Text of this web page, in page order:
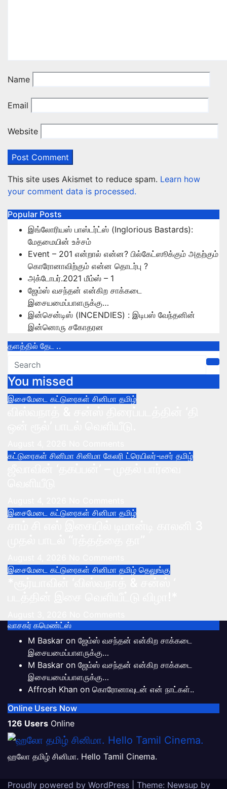
Name
Email
Website
This site uses Akismet to reduce spam. Learn how
your comment data is processed.
Popular Posts
இங்லோரியஸ் பாஸ்டர்ட்ஸ் (Inglorious Bastards):
மேதமையின் உச்சம்
Event – 201 என்றால் என்ன? பில்கேட்ஸூக்கும் அதற்கும்
கொரோனாவிற்கும் என்ன தொடர்பு ?
அக்டோபர்.2021 மீம்ஸ் – 1
ஜேம்ஸ் வசந்தன் என்கிற சாக்கடை
இசையமைப்பாளருக்கு…
இன்சென்டிஸ் (INCENDIES) : இடிபஸ் வேந்தனின்
இன்னொரு சகோதரன
தளத்தில் தேட ..
You missed
இசைமேடை கட்டுரைகள் சினிமா தமிழ்
கட்டுரைகள் சினிமா சினிமா கேலரி ட்ரெயிலர்-டீசர் தமிழ்
இசைமேடை கட்டுரைகள் சினிமா தமிழ்
இசைமேடை கட்டுரைகள் சினிமா தமிழ் தெலுங்கு
வாசகர் கமெண்ட்ஸ்
M Baskar on ஜேம்ஸ் வசந்தன் என்கிற சாக்கடை
இசையமைப்பாளருக்கு…
M Baskar on ஜேம்ஸ் வசந்தன் என்கிற சாக்கடை
இசையமைப்பாளருக்கு…
Affrosh Khan on கொரோனாவுடன் என் நாட்கள்..
Online Users Now
126 Users Online
ஹலோ தமிழ் சினிமா. Hello Tamil Cinema.
Proudly powered by WordPress
Theme: Newsup by